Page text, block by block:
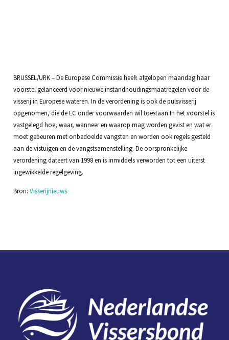
BRUSSEL/URK – De Europese Commissie heeft afgelopen maandag haar
voorstel gelanceerd voor nieuwe instandhoudingsmaatregelen voor de
visserij in Europese wateren. In de verordening is ook de pulsvisserij
opgenomen, die de EC onder voorwaarden wil toestaan.In het voorstel is
vastgelegd hoe, waar, wanneer en waarop mag worden gevist en wat er
moet gebeuren met onbedoelde vangsten en worden ook regels gesteld
aan de vistuigen en de vangstsamenstelling. De oorspronkelijke
verordening dateert van 1998 en is inmiddels verworden tot een uiterst
ingewikkelde regelgeving.
Bron: Visserijnieuws